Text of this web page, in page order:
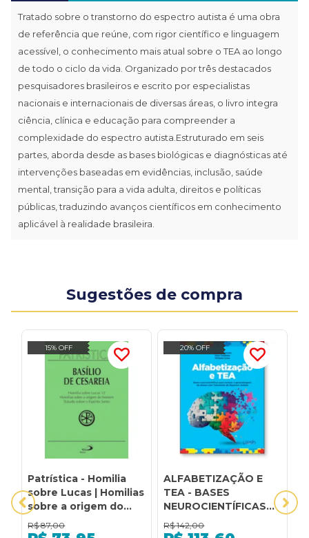
Tratado sobre o transtorno do espectro autista é uma obra
de referência que reúne, com rigor científico e linguagem
acessível, o conhecimento mais atual sobre o TEA ao longo
de todo o ciclo da vida. Organizado por três destacados
pesquisadores brasileiros e escrito por especialistas
nacionais e internacionais de diversas áreas, o livro integra
ciência, clínica e educação para compreender a
complexidade do espectro autista.Estruturado em seis
partes, aborda desde as bases biológicas e diagnósticas até
intervenções baseadas em evidências, inclusão, saúde
mental, transição para a vida adulta, direitos e políticas
públicas, traduzindo avanços científicos em conhecimento
aplicável à realidade brasileira.
Sugestões de compra
15% OFF
Patrística - Homilia
sobre Lucas | Homilias
sobre a origem do
homem | Tratado
sobre o Espírito Santo
R$ 87,00
20% OFF
ALFABETIZAÇÃO E
TEA - BASES
NEUROCIENTÍFICAS
PARA NORTEAR A
APRENDIZAGEM DE
R$ 142,00